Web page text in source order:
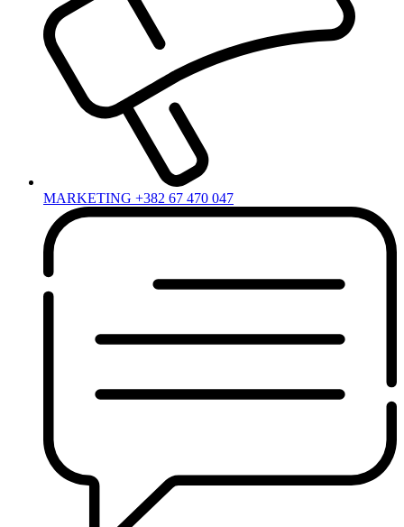
MARKETING +382 67 470 047